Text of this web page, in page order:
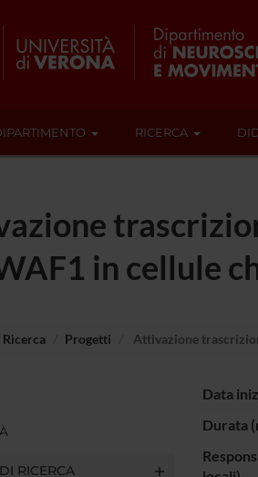
RICERCA
in cellule
Ricerca Progetti Attivazione
RICERCA
Data
Durata